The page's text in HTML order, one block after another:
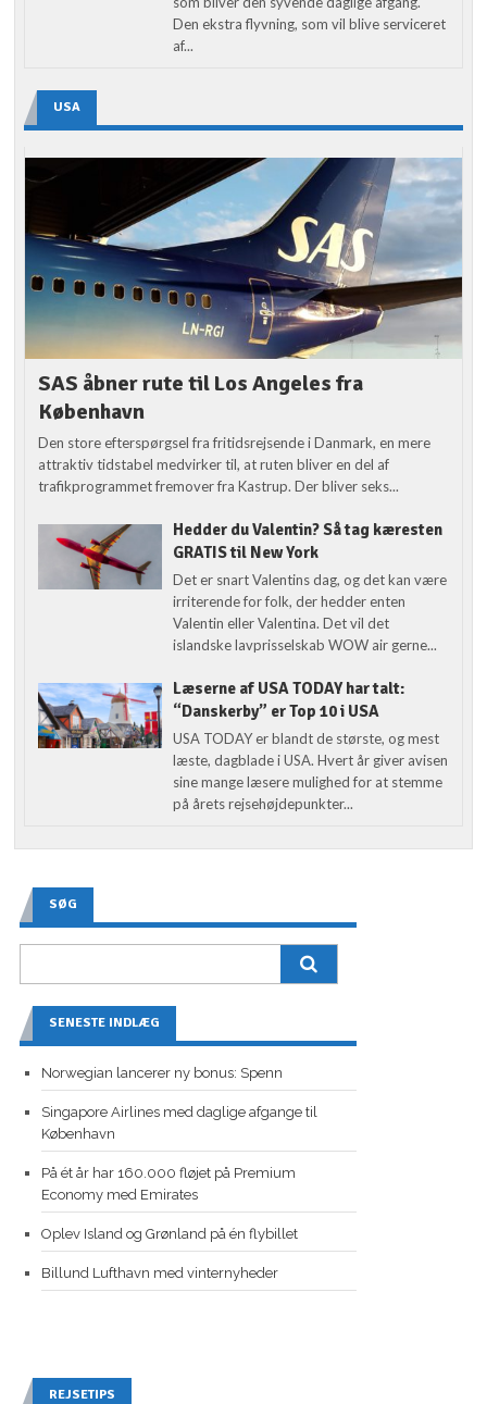
Den ekstra flyvning, som vil blive serviceret
af...
USA
SAS åbner rute til Los Angeles fra
København
Den store efterspørgsel fra fritidsrejsende i Danmark, en mere
attraktiv tidstabel medvirker til, at ruten bliver en del af
trafikprogrammet fremover fra Kastrup. Der bliver seks...
Hedder du Valentin? Så tag kæresten
GRATIS til New York
Det er snart Valentins dag, og det kan være
irriterende for folk, der hedder enten
Valentin eller Valentina. Det vil det
islandske lavprisselskab WOW air gerne...
Læserne af USA TODAY har talt:
“Danskerby” er Top 10 i USA
USA TODAY er blandt de største, og mest
læste, dagblade i USA. Hvert år giver avisen
sine mange læsere mulighed for at stemme
på årets rejsehøjdepunkter...
SØG
SENESTE INDLÆG
Norwegian lancerer ny bonus: Spenn
Singapore Airlines med daglige afgange til
København
På ét år har 160.000 fløjet på Premium
Economy med Emirates
Oplev Island og Grønland på én flybillet
Billund Lufthavn med vinternyheder
REJSETIPS